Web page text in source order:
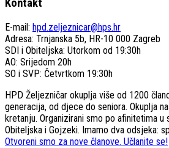
Kontakt
E-mail: hpd.zeljeznicar@hps.hr
Adresa: Trnjanska 5b, HR-10 000 Zagreb
SDI i Obiteljska: Utorkom od 19:30h
AO: Srijedom 20h
SO i SVP: Četvrtkom 19:30h
HPD Željezničar okuplja više od 1200
generacija, od djece do seniora. Okuplja
kretanju. Organizirani smo po afinitetima u
Obiteljska i Gojzeki. Imamo dva odsjeka:
Otvoreni smo za nove članove. Učlanite se!